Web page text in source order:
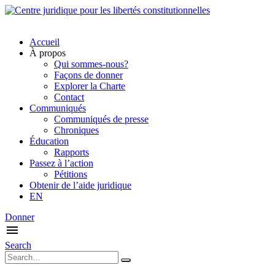
Accueil
À propos
Qui sommes-nous?
Façons de donner
Explorer la Charte
Contact
Communiqués
Communiqués de presse
Chroniques
Éducation
Rapports
Passez à l’action
Pétitions
Obtenir de l’aide juridique
EN
Donner
Search